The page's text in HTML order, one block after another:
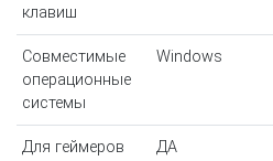
клавиш
Совместимые
операционные
системы
Windows
Для геймеров ДА